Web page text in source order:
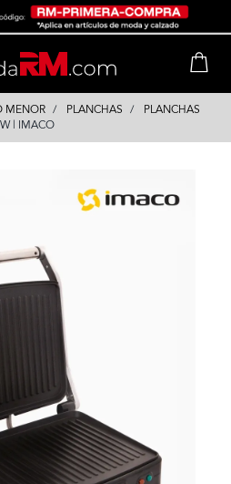
MENOR PLANCHAS
PLANCHAS
| IMACO